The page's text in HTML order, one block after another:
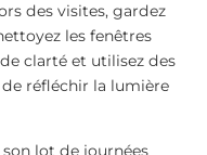
des visites, gardez
les fenêtres
clarté et utilisez des
réfléchir la lumière
lot de journées